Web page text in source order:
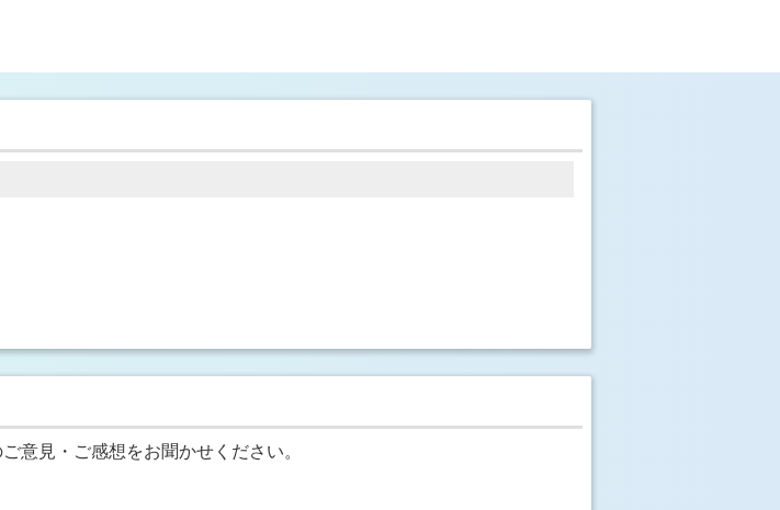
意見・ご感想をお聞かせください。